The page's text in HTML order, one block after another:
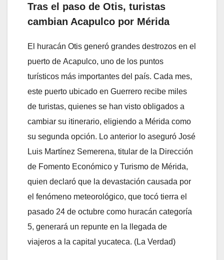
Tras el paso de Otis, turistas
cambian Acapulco por Mérida
El huracán Otis generó grandes destrozos en el
puerto de Acapulco, uno de los puntos
turísticos más importantes del país. Cada mes,
este puerto ubicado en Guerrero recibe miles
de turistas, quienes se han visto obligados a
cambiar su itinerario, eligiendo a Mérida como
su segunda opción. Lo anterior lo aseguró José
Luis Martínez Semerena, titular de la Dirección
de Fomento Económico y Turismo de Mérida,
quien declaró que la devastación causada por
el fenómeno meteorológico, que tocó tierra el
pasado 24 de octubre como huracán categoría
5, generará un repunte en la llegada de
viajeros a la capital yucateca. (La Verdad)